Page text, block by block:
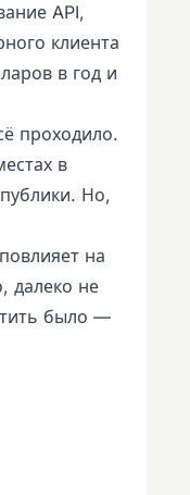
API,
клиента
в год и
проходило.
в
Но,
на
далеко не
было —